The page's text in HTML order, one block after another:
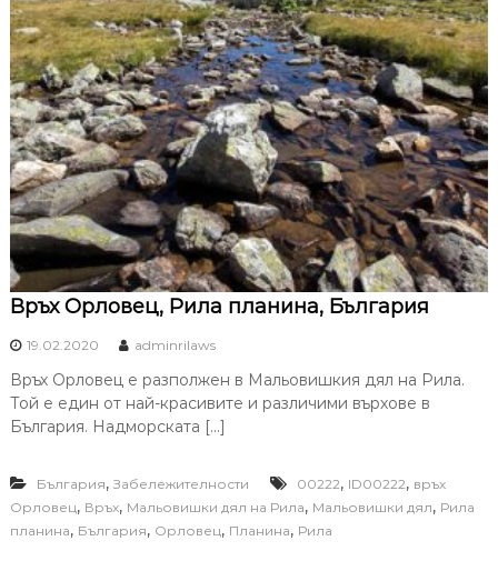
Връх Орловец, Рила планина, България
19.02.2020 adminrilaws
Връх Орловец е разполжен в Мальовишкия дял на Рила.
Той е един от най-красивите и различими върхове в
България. Надморската […]
България, Забележителности 00222, ID00222, връх
Орловец, Връх, Мальовишки дял на Рила, Мальовишки дял, Рила
планина, България, Орловец, Планина, Рила